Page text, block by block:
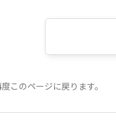
このページに戻ります。